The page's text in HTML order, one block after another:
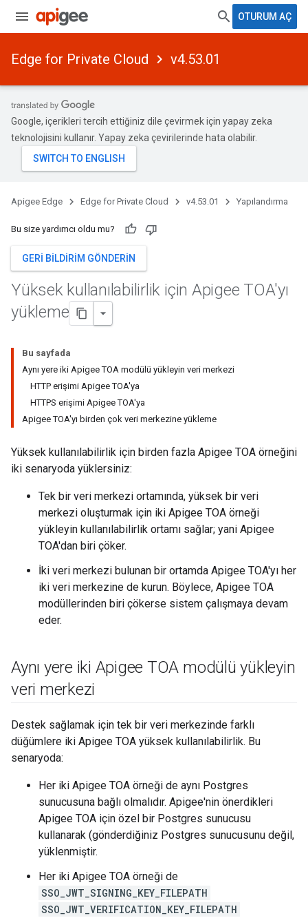
OTURUM AÇ
Edge for Private Cloud v4.53.01
Google, içerikleri tercih ettiğiniz dile çevirmek için yapay zeka
teknolojisini kullanır. Yapay zeka çevirilerinde hata olabilir.
Apigee Edge Edge for Private Cloud v4.53.01 Yapılandırma
Bu size yardımcı oldu mu?
GERI BILDIRIM GÖNDERIN
Yüksek kullanılabilirlik için Apigee TOA'yı
yükleme
Bu sayfada
Aynı yere iki Apigee TOA modülü yükleyin veri merkezi
HTTP erişimi Apigee TOA'ya
HTTPS erişimi Apigee TOA'ya
Apigee TOA'yı birden çok veri merkezine yükleme
Yüksek kullanılabilirlik için birden fazla Apigee TOA örneğini
iki senaryoda yüklersiniz:
Tek bir veri merkezi ortamında, yüksek bir veri
merkezi oluşturmak için iki Apigee TOA örneği
yükleyin kullanılabilirlik ortamı sağlar; yani Apigee
TOA'dan biri çöker.
İki veri merkezi bulunan bir ortamda Apigee TOA'yı her
iki veri merkezine de kurun. Böylece, Apigee TOA
modüllerinden biri çökerse sistem çalışmaya devam
eder.
Aynı yere iki Apigee TOA modülü yükleyin
veri merkezi
Destek sağlamak için tek bir veri merkezinde farklı
düğümlere iki Apigee TOA yüksek kullanılabilirlik. Bu
senaryoda:
Her iki Apigee TOA örneği de aynı Postgres
sunucusuna bağlı olmalıdır. Apigee'nin önerdikleri
Apigee TOA için özel bir Postgres sunucusu
kullanarak (gönderdiğiniz Postgres sunucusunu değil,
yüklenmiştir.
Her iki Apigee TOA örneği de
SSO_JWT_SIGNING_KEY_FILEPATH
SSO_JWT_VERIFICATION_KEY_FILEPATH